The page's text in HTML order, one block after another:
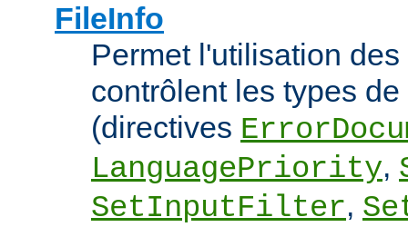
FileInfo
Permet l'utilisation
contrôlent les types
(directives
LanguagePriority,
SetInputFilter,